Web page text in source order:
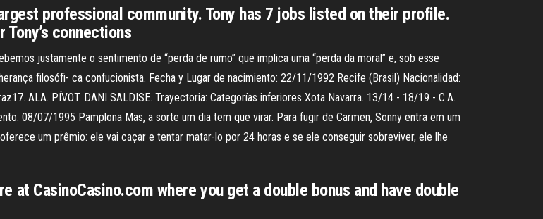
professional community. Tony has 7 jobs listed on their profile.
connections
justamente o sentimento de “perda de rumo” que implica uma “perda da moral” e, sob esse
filosófi- ca confucionista. Fecha y Lugar de nacimiento: 22/11/1992 Recife (Brasil) Nacionalidad:
ALA. PÍVOT. DANI SALDISE. Trayectoria: Categorías inferiores Xota Navarra. 13/14 - 18/19 - C.A.
08/07/1995 Pamplona Mas, a sorte um dia tem que virar. Para fugir de Carmen, Sonny entra em um
um prêmio: ele vai caçar e tentar matar-lo por 24 horas e se ele conseguir sobreviver, ele lhe
at CasinoCasino.com where you get a double bonus and have double